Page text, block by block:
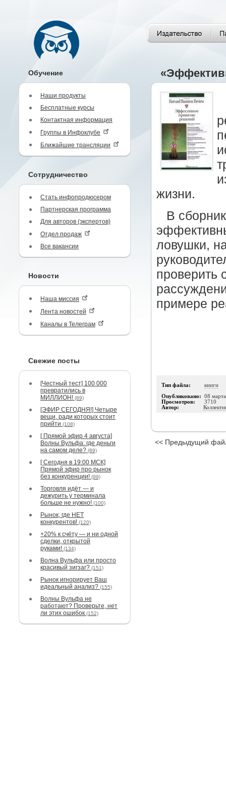
Обучение
Наши продукты
Бесплатные курсы
Контактная информация
Группы в Инфоклубе
Ближайшие трансляции
Сотрудничество
Стать инфопродюсером
Партнерская программа
Для авторов (экспертов)
Отдел продаж
Все вакансии
Новости
Наша миссия
Лента новостей
Каналы в Телеграм
Свежие посты
[Честный тест] 100 000
превратились в
МИЛЛИОН! (89)
[ЭФИР СЕГОДНЯ!] Четыре
вещи, ради которых стоит
прийти (108)
[ Прямой эфир 4 августа]
Волны Вульфа: где деньги
на самом деле? (89)
[ Сегодня в 19:00 МСК]
Прямой эфир про рынок
без конкуренции! (99)
Торговля идёт — и
дежурить у терминала
больше не нужно! (100)
Рынок, где НЕТ
конкурентов! (120)
+20% к счёту — и ни одной
сделки, открытой
руками! (134)
Волна Вульфа или просто
красивый зигзаг? (151)
Рынок игнорирует Ваш
идеальный анализ? (155)
Волны Вульфа не
работают? Проверьте, нет
ли этих ошибок (152)
жизни.
В
ловушки,
проверить
примере
Тип файла: книги
Опубликовано: 08
Просмотров: 3710
Автор:
<< Предыдущий